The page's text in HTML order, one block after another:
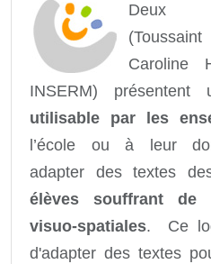
Deux
Caroline
INSERM) présentent
utilisable par les
l’école ou à leur
adapter des textes
élèves souffrant de
visuo-spatiales. Ce
d'adapter des textes